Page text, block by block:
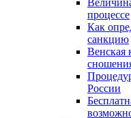
процессе
Как
санкцию
Венская
России